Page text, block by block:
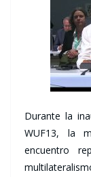
Durante la
WUF13, la
encuentro